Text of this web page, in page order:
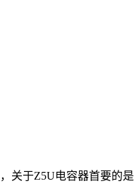
于Z5U电容器首要的